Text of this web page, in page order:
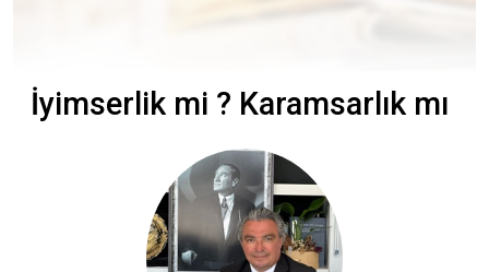
İyimserlik mi ? Karamsarlık mı